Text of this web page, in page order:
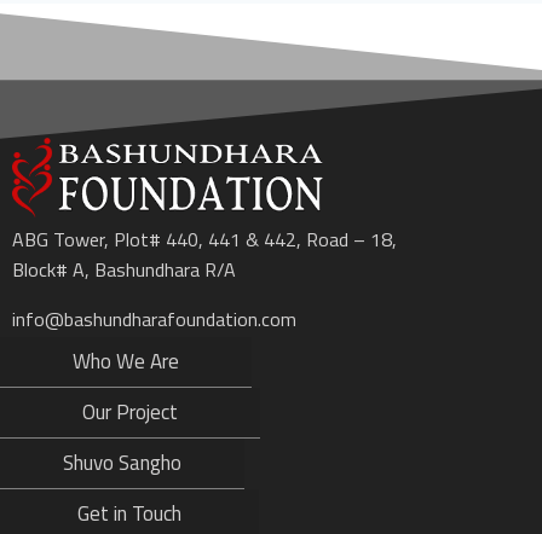
ABG Tower, Plot# 440, 441 & 442, Road – 18,
Block# A, Bashundhara R/A
info@bashundharafoundation.com
Who We Are
Our Project
Shuvo Sangho
Get in Touch